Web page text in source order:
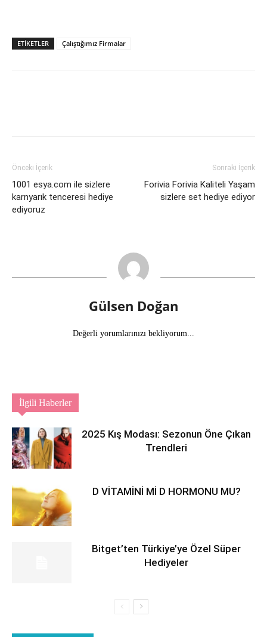
ETIKETLER Çalıştığımız Firmalar
Önceki İçerik
1001 esya.com ile sizlere
karnyarık tenceresi hediye
ediyoruz
Sonraki İçerik
Forivia Forivia Kaliteli Yaşam
sizlere set hediye ediyor
Gülsen Doğan
Değerli yorumlarınızı bekliyorum...
İlgili Haberler
2025 Kış Modası: Sezonun Öne Çıkan
Trendleri
D VİTAMİNİ Mİ D HORMONU MU?
Bitget’ten Türkiye’ye Özel Süper
Hediyeler